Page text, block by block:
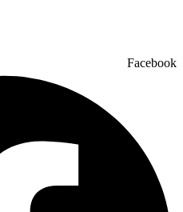
Facebook